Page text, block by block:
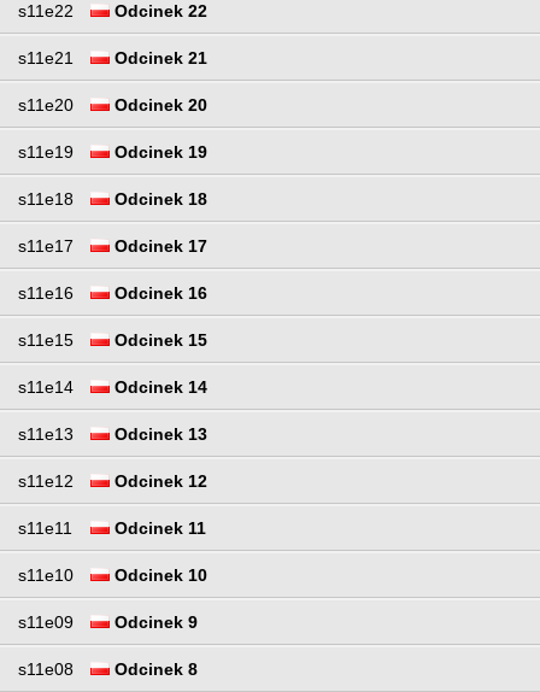
s11e22 Odcinek 22
s11e21 Odcinek 21
s11e20 Odcinek 20
s11e19 Odcinek 19
s11e18 Odcinek 18
s11e17 Odcinek 17
s11e16 Odcinek 16
s11e15 Odcinek 15
s11e14 Odcinek 14
s11e13 Odcinek 13
s11e12 Odcinek 12
s11e11 Odcinek 11
s11e10 Odcinek 10
s11e09 Odcinek 9
s11e08 Odcinek 8